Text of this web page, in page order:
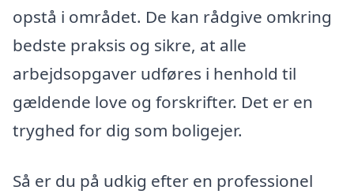
opstå i området. De kan rådgive omkring
bedste praksis og sikre, at alle
arbejdsopgaver udføres i henhold til
gældende love og forskrifter. Det er en
tryghed for dig som boligejer.
Så er du på udkig efter en professionel